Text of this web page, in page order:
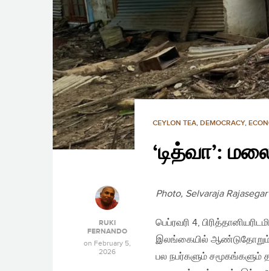
CEYLON TEA, DEMOCRACY,
‘டித்வா’:
RUKI
FERNANDO
on February 5,
2026
Photo, Selvaraja Rajasegar
பெப்ரவரி 4,
இலங்கையில் ஆண்டுதோறும்
பல நபர்களும்